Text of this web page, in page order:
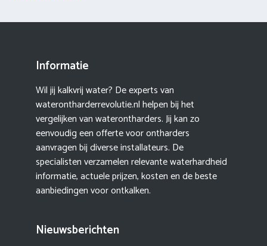
Informatie
Wil jij kalkvrij water? De experts van
waterontharderrevolutie.nl helpen bij het
vergelijken van waterontharders. Jij kan zo
eenvoudig een offerte voor ontharders
aanvragen bij diverse installateurs. De
specialisten verzamelen relevante waterhardheid
informatie, actuele prijzen, kosten en de beste
aanbiedingen voor ontkalken.
Nieuwsberichten